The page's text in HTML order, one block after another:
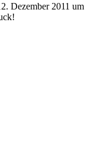
Dezember 2011 um